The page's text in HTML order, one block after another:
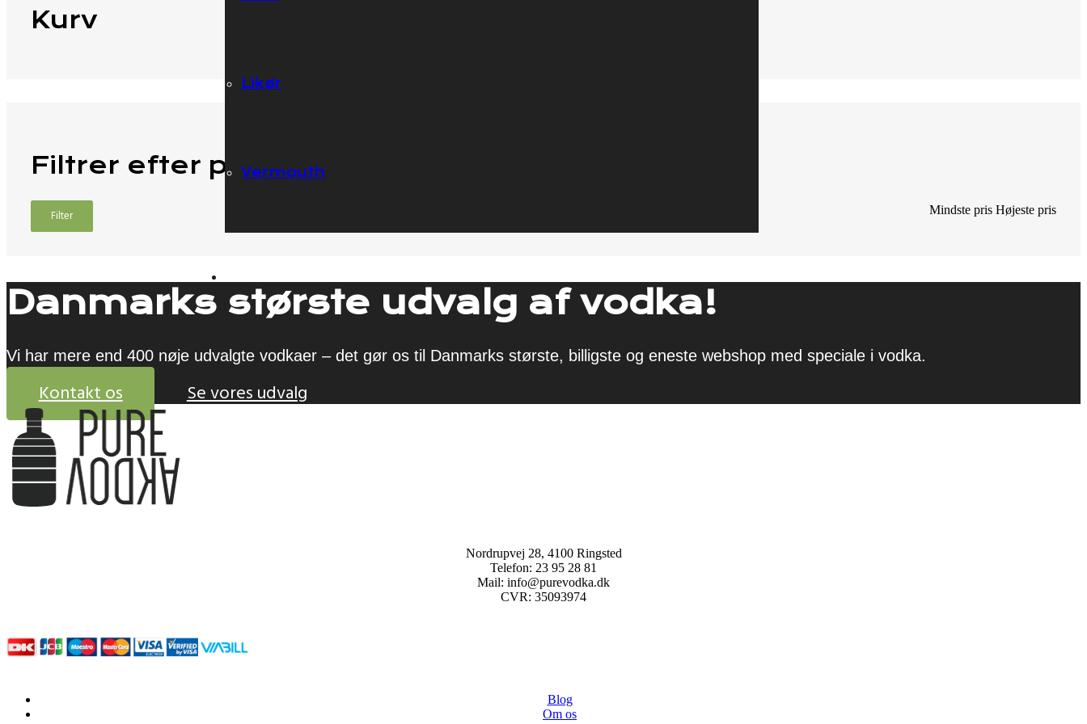
Likør
Vermouth
Kurv
Filtrer efter pris
Mindste pris Højeste pris
Filter
Danmarks største udvalg af vodka!
Vi har mere end 400 nøje udvalgte vodkaer – det gør os til Danmarks største, billigste og eneste webshop med speciale i vodka.
Kontakt os Se vores udvalg
Nordrupvej 28, 4100 Ringsted
Telefon: 23 95 28 81
Mail: info@purevodka.dk
CVR: 35093974
Blog
Om os